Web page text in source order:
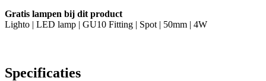
Gratis lampen bij dit product
Lighto | LED lamp | GU10 Fitting | Spot | 50mm | 4W
Specificaties